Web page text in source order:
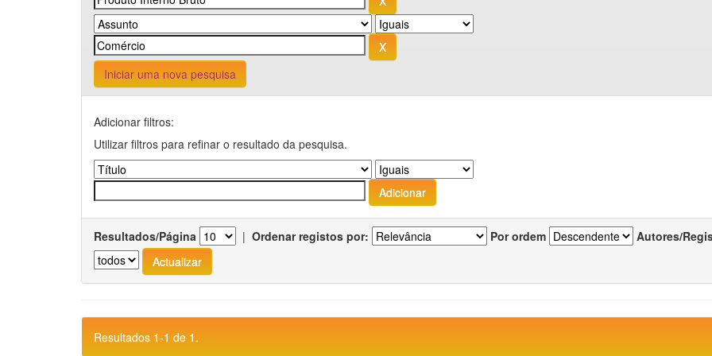
Iniciar uma nova pesquisa
Adicionar filtros:
Utilizar filtros para refinar o resultado da pesquisa.
Resultados/Página | Ordenar registos por: Por ordem Autores/
Resultados 1-1 de 1.